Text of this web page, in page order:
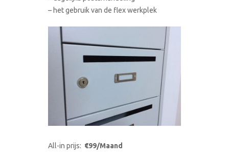
– het gebruik van de flex werkplek
All-in prijs: €99/Maand